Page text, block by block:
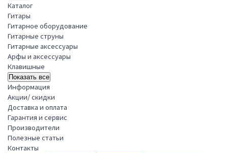
Каталог
Гитары
Гитарное оборудование
Гитарные струны
Гитарные аксессуары
Арфы и аксессуары
Клавишные
Показать все
Информация
Акции/ скидки
Доставка и оплата
Гарантия и сервис
Производители
Полезные статьи
Контакты